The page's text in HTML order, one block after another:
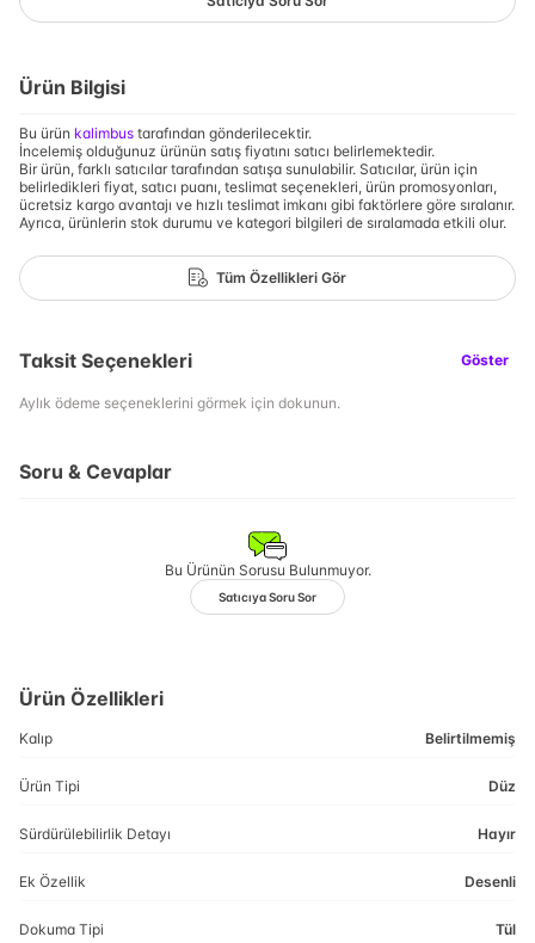
Ürün Bilgisi
Bu ürün kalimbus tarafından gönderilecektir.
İncelemiş olduğunuz ürünün satış fiyatını satıcı belirlemektedir.
Bir ürün, farklı satıcılar tarafından satışa sunulabilir. Satıcılar, ürün için
belirledikleri fiyat, satıcı puanı, teslimat seçenekleri, ürün promosyonları,
ücretsiz kargo avantajı ve hızlı teslimat imkanı gibi faktörlere göre sıralanır.
Ayrıca, ürünlerin stok durumu ve kategori bilgileri de sıralamada etkili olur.
Tüm Özellikleri Gör
Taksit Seçenekleri Göster
Aylık ödeme seçeneklerini görmek için dokunun.
Soru & Cevaplar
Bu Ürünün Sorusu Bulunmuyor.
Satıcıya Soru Sor
Ürün Özellikleri
Kalıp Belirtilmemiş
Ürün Tipi Düz
Sürdürülebilirlik Detayı Hayır
Ek Özellik Desenli
Dokuma Tipi Tül